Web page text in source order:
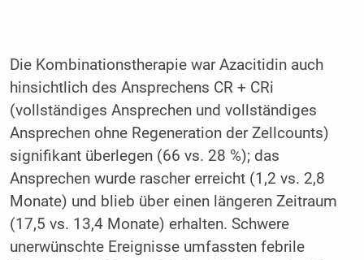
Die Kombinationstherapie war Azacitidin auch
hinsichtlich des Ansprechens CR + CRi
(vollständiges Ansprechen und vollständiges
Ansprechen ohne Regeneration der Zellcounts)
signifikant überlegen (66 vs. 28 %); das
Ansprechen wurde rascher erreicht (1,2 vs. 2,8
Monate) und blieb über einen längeren Zeitraum
(17,5 vs. 13,4 Monate) erhalten. Schwere
unerwünschte Ereignisse umfassten febrile